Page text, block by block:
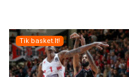
Tik basket.lt!